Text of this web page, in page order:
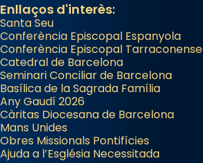
Enllaços d'interès:
Santa Seu
Conferència Episcopal Espanyola
Conferència Episcopal Tarraconense
Catedral de Barcelona
Seminari Conciliar de Barcelona
Basílica de la Sagrada Família
Any Gaudí 2026
Càritas Diocesana de Barcelona
Mans Unides
Obres Missionals Pontifícies
Ajuda a l’Església Necessitada